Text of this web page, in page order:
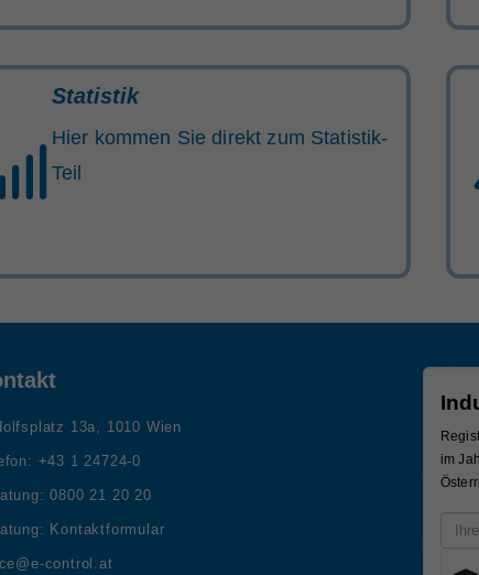
Statistik
Hier kommen Sie direkt zum Statistik-
Teil
13a, 1010 Wien
+43 1 24724-0
0800 21 20 20
Kontaktformular
control.at
im